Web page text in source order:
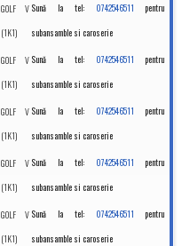
GOLF V
(1K1)
Sună la tel: 0742546511 pentru
subansamble si caroserie
GOLF V
(1K1)
Sună la tel: 0742546511 pentru
subansamble si caroserie
GOLF V
(1K1)
Sună la tel: 0742546511 pentru
subansamble si caroserie
GOLF V
(1K1)
Sună la tel: 0742546511 pentru
subansamble si caroserie
GOLF V
(1K1)
Sună la tel: 0742546511 pentru
subansamble si caroserie